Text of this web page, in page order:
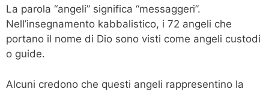
La parola “angeli” significa “messaggeri”.
Nell’insegnamento kabbalistico, i 72 angeli che
portano il nome di Dio sono visti come angeli custodi
o guide.
Alcuni credono che questi angeli rappresentino la